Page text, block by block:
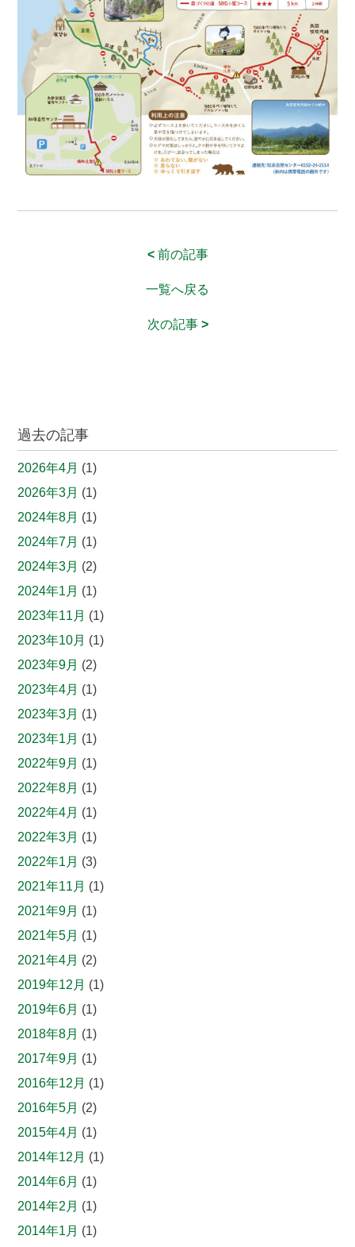
< 前の記事
一覧へ戻る
次の記事>
過去の記事
2026年4月 (1)
2026年3月 (1)
2024年8月 (1)
2024年7月 (1)
2024年3月 (2)
2024年1月 (1)
2023年11月 (1)
2023年10月 (1)
2023年9月 (2)
2023年4月 (1)
2023年3月 (1)
2023年1月 (1)
2022年9月 (1)
2022年8月 (1)
2022年4月 (1)
2022年3月 (1)
2022年1月 (3)
2021年11月 (1)
2021年9月 (1)
2021年5月 (1)
2021年4月 (2)
2019年12月 (1)
2019年6月 (1)
2018年8月 (1)
2017年9月 (1)
2016年12月 (1)
2016年5月 (2)
2015年4月 (1)
2014年12月 (1)
2014年6月 (1)
2014年2月 (1)
2014年1月 (1)